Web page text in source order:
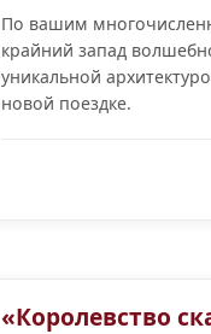
По вашим
крайний запад
уникальной
новой поездке.
«Королевство